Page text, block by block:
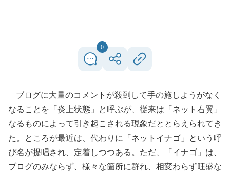
0
ブログに大量のコメントが殺到して手の施しようがなく
なることを「炎上状態」と呼ぶが、従来は「ネット右翼」
なるものによって引き起こされる現象だととらえられてき
た。ところが最近は、代わりに「ネットイナゴ」という呼
び名が提唱され、定着しつつある。ただ、「イナゴ」は、
ブログのみならず、様々な箇所に群れ、相変わらず旺盛な